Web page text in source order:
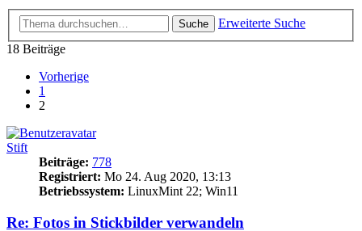
Suche
Erweiterte Suche
18 Beiträge
Vorherige
1
2
Stift
Beiträge: 778
Registriert: Mo 24. Aug 2020, 13:13
Betriebssystem: LinuxMint 22; Win11
Re: Fotos in Stickbilder verwandeln